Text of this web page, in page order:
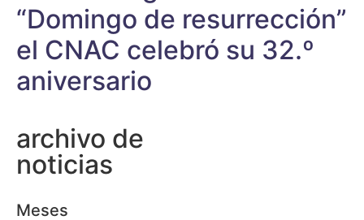
“Domingo de resurrección”
el CNAC celebró su 32.º
aniversario
archivo de
noticias
Meses